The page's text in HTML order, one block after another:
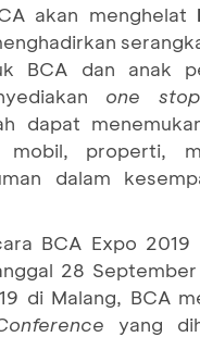
akan menghelat
BCA dan anak
one
dapat
mobil, properti,
dalam
BCA Expo 2019
28
di Malang, BCA
yang